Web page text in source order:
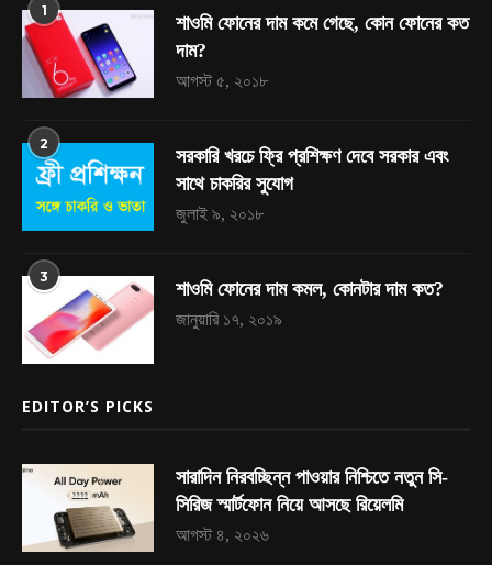
1
শাওমি ফোনের দাম কমে গেছে, কোন ফোনের কত
দাম?
আগস্ট ৫, ২০১৮
2
সরকারি খরচে ফ্রি প্রশিক্ষণ দেবে সরকার এবং
সাথে চাকরির সুযোগ
জুলাই ৯, ২০১৮
3
শাওমি ফোনের দাম কমল, কোনটার দাম কত?
জানুয়ারি ১৭, ২০১৯
EDITOR’S PICKS
সারাদিন নিরবচ্ছিন্ন পাওয়ার নিশ্চিতে নতুন সি-
সিরিজ স্মার্টফোন নিয়ে আসছে রিয়েলমি
আগস্ট ৪, ২০২৬